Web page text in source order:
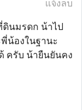
แจ้งลบ
นมรดก น้าไป
น้องในฐานะ
ครับ น้ายืนยันคง